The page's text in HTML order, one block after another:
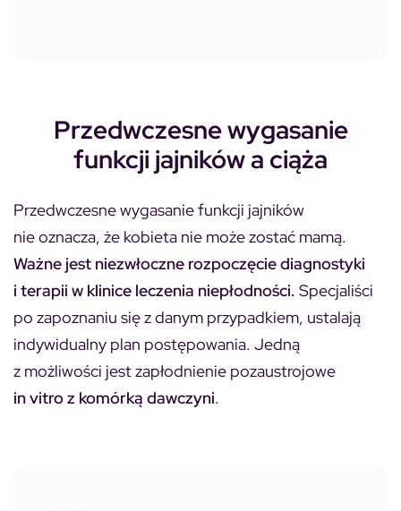
Przedwczesne wygasanie
funkcji jajników a ciąża
Przedwczesne wygasanie funkcji jajników
nie oznacza, że kobieta nie może zostać mamą.
Ważne jest niezwłoczne rozpoczęcie diagnostyki
i terapii w klinice leczenia niepłodności. Specjaliści
po zapoznaniu się z danym przypadkiem, ustalają
indywidualny plan postępowania. Jedną
z możliwości jest zapłodnienie pozaustrojowe
in vitro z komórką dawczyni.